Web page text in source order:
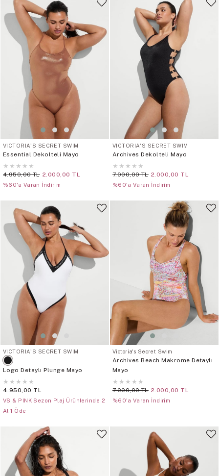
VICTORIA'S SECRET SWIM
Essential Dekolteli Mayo
★ ★ ★ ★ ★
4.950,00 TL 2.000,00 TL
%60'a Varan İndirim
VICTORIA'S SECRET SWIM
Archives Dekolteli Mayo
★ ★ ★ ★ ★
7.000,00 TL 2.000,00 TL
%60'a Varan İndirim
VICTORIA'S SECRET SWIM
Logo Detaylı Plunge Mayo
★ ★ ★ ★ ★
4.950,00 TL
VS & PINK Sezon Plaj Ürünlerinde 2
Al 1 Öde
Victoria's Secret Swim
Archives Beach Makrome Detaylı
Mayo
★ ★ ★ ★ ★
7.000,00 TL 2.000,00 TL
%60'a Varan İndirim